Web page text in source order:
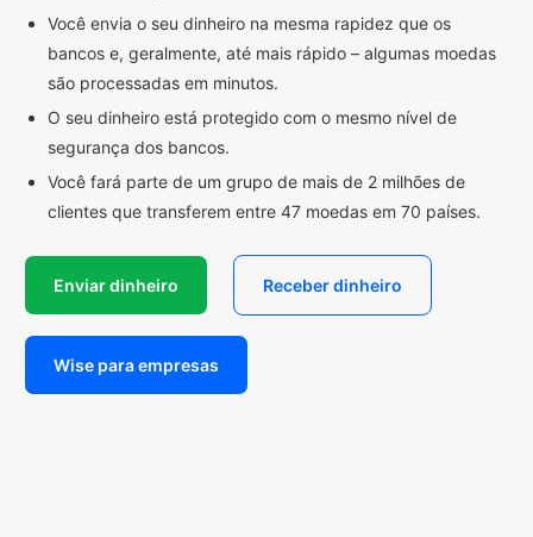
Você envia o seu dinheiro na mesma rapidez que os
bancos e, geralmente, até mais rápido – algumas moedas
são processadas em minutos.
O seu dinheiro está protegido com o mesmo nível de
segurança dos bancos.
Você fará parte de um grupo de mais de 2 milhões de
clientes que transferem entre 47 moedas em 70 países.
Enviar dinheiro Receber dinheiro
Wise para empresas